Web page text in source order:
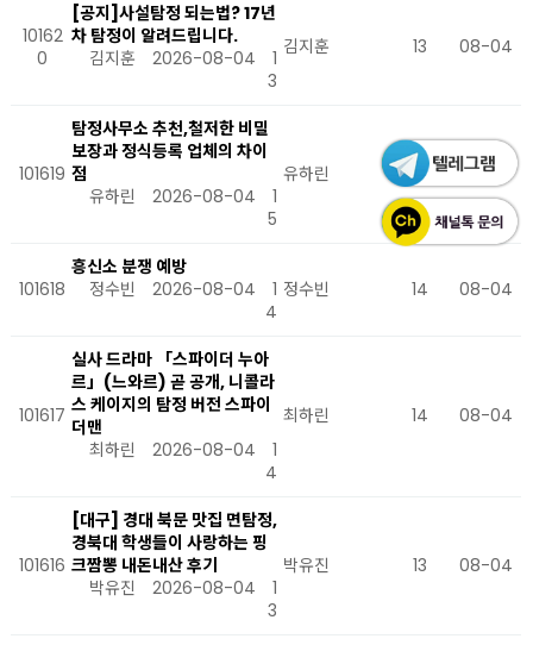
10162
0
[공지]사설탐정 되는법? 17년
차 탐정이 알려드립니다.
김지훈
2026-08-04
1
3
김지훈 13 08-04
101619
탐정사무소 추천,철저한 비밀
보장과 정식등록 업체의 차이
점
유하린
2026-08-04
1
5
유하린 15 08-04
101618
흥신소 분쟁 예방
정수빈
2026-08-04
1
4
정수빈 14 08-04
101617
실사 드라마 「스파이더 누아
르」(느와르) 곧 공개, 니콜라
스 케이지의 탐정 버전 스파이
더맨
최하린
2026-08-04
1
4
최하린 14 08-04
101616
[대구] 경대 북문 맛집 면탐정,
경북대 학생들이 사랑하는 핑
크짬뽕 내돈내산 후기
박유진
2026-08-04
1
3
박유진 13 08-04